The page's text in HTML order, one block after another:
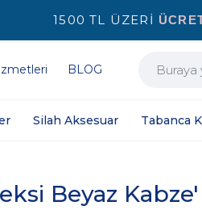
1500 TL ÜZERİ
BLOG
Silah Aksesuar Tabanca
Beyaz